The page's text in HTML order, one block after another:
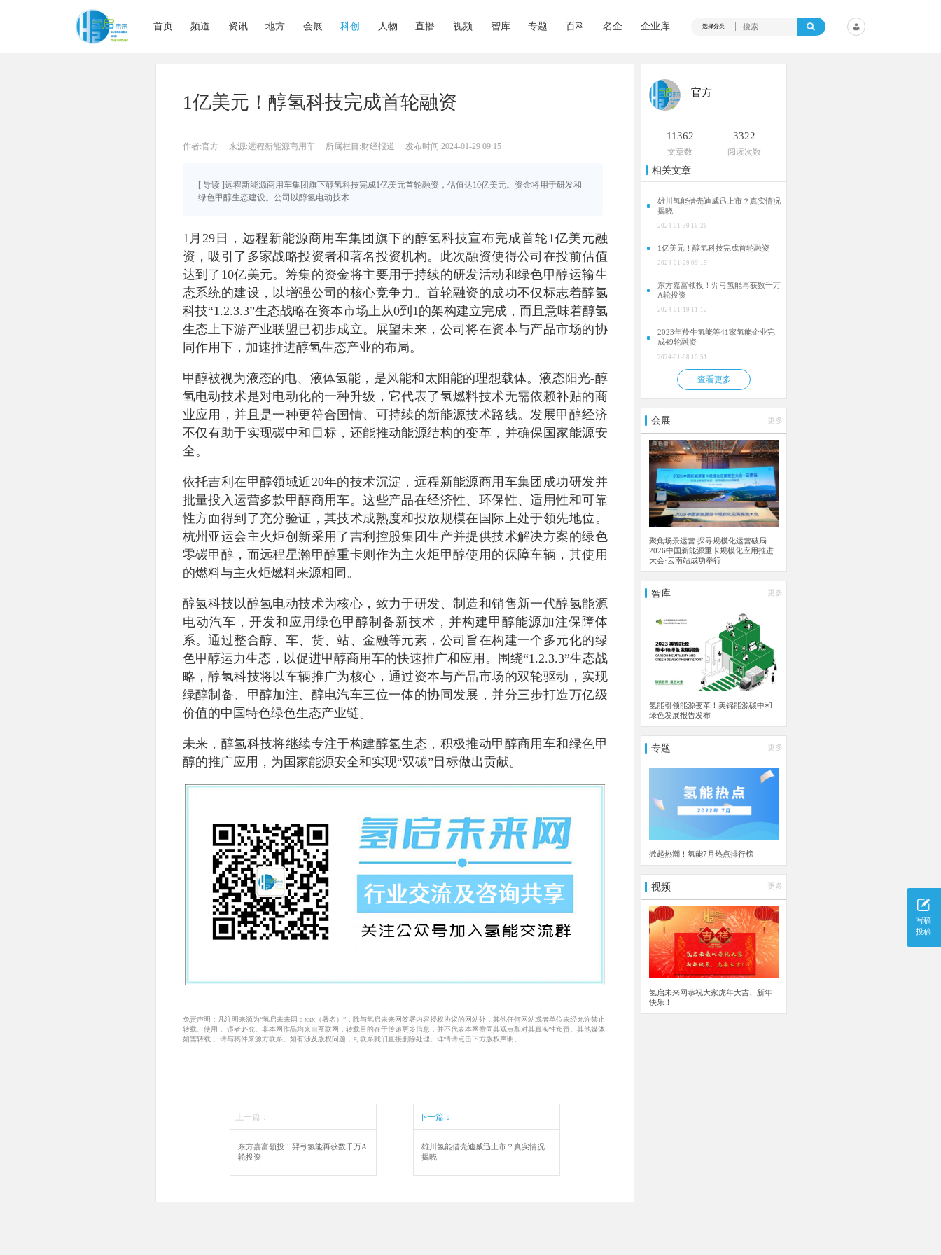
首页 频道 资讯 地方 会展 科创 人物 直播 视频 智库 专题 百科 名企 企业库 选择分类
写稿
投稿
1亿美元！醇氢科技完成首轮融资
作者:官方 来源:远程新能源商用车 所属栏目:财经报道 发布时间:2024-01-29 09:15
[ 导读 ]远程新能源商用车集团旗下醇氢科技完成1亿美元首轮融资，估值达10亿美元。资金将用于研发和
绿色甲醇生态建设。公司以醇氢电动技术...
1月29日，远程新能源商用车集团旗下的醇氢科技宣布完成首轮1亿美元融
资，吸引了多家战略投资者和著名投资机构。此次融资使得公司在投前估值
达到了10亿美元。筹集的资金将主要用于持续的研发活动和绿色甲醇运输生
态系统的建设，以增强公司的核心竞争力。首轮融资的成功不仅标志着醇氢
科技“1.2.3.3”生态战略在资本市场上从0到1的架构建立完成，而且意味着醇氢
生态上下游产业联盟已初步成立。展望未来，公司将在资本与产品市场的协
同作用下，加速推进醇氢生态产业的布局。
甲醇被视为液态的电、液体氢能，是风能和太阳能的理想载体。液态阳光-醇
氢电动技术是对电动化的一种升级，它代表了氢燃料技术无需依赖补贴的商
业应用，并且是一种更符合国情、可持续的新能源技术路线。发展甲醇经济
不仅有助于实现碳中和目标，还能推动能源结构的变革，并确保国家能源安
全。
依托吉利在甲醇领域近20年的技术沉淀，远程新能源商用车集团成功研发并
批量投入运营多款甲醇商用车。这些产品在经济性、环保性、适用性和可靠
性方面得到了充分验证，其技术成熟度和投放规模在国际上处于领先地位。
杭州亚运会主火炬创新采用了吉利控股集团生产并提供技术解决方案的绿色
零碳甲醇，而远程星瀚甲醇重卡则作为主火炬甲醇使用的保障车辆，其使用
的燃料与主火炬燃料来源相同。
醇氢科技以醇氢电动技术为核心，致力于研发、制造和销售新一代醇氢能源
电动汽车，开发和应用绿色甲醇制备新技术，并构建甲醇能源加注保障体
系。通过整合醇、车、货、站、金融等元素，公司旨在构建一个多元化的绿
色甲醇运力生态，以促进甲醇商用车的快速推广和应用。围绕“1.2.3.3”生态战
略，醇氢科技将以车辆推广为核心，通过资本与产品市场的双轮驱动，实现
绿醇制备、甲醇加注、醇电汽车三位一体的协同发展，并分三步打造万亿级
价值的中国特色绿色生态产业链。
未来，醇氢科技将继续专注于构建醇氢生态，积极推动甲醇商用车和绿色甲
醇的推广应用，为国家能源安全和实现“双碳”目标做出贡献。
免责声明：凡注明来源为“氢启未来网：xxx（署名）”，除与氢启未来网签署内容授权协议的网站外，其他任何网站或者单位未经允许禁止
转载、使用， 违者必究。非本网作品均来自互联网，转载目的在于传递更多信息，并不代表本网赞同其观点和对其真实性负责。其他媒体
如需转载， 请与稿件来源方联系。如有涉及版权问题，可联系我们直接删除处理。详情请点击下方版权声明。
上一篇：
东方嘉富领投！羿弓氢能再获数千万A
轮投资
下一篇：
雄川氢能借壳迪威迅上市？真实情况
揭晓
官方
11362
文章数
3322
阅读次数
相关文章
雄川氢能借壳迪威迅上市？真实情况
揭晓
2024-01-30 16:26
1亿美元！醇氢科技完成首轮融资
2024-01-29 09:15
东方嘉富领投！羿弓氢能再获数千万
A轮投资
2024-01-19 11:12
2023年羚牛氢能等41家氢能企业完
成49轮融资
2024-01-08 10:51
查看更多
会展 更多
聚焦场景运营 探寻规模化运营破局
2026中国新能源重卡规模化应用推进
大会·云南站成功举行
智库 更多
氢能引领能源变革！美锦能源碳中和
绿色发展报告发布
专题 更多
掀起热潮！氢能7月热点排行榜
视频 更多
氢启未来网恭祝大家虎年大吉、新年
快乐！